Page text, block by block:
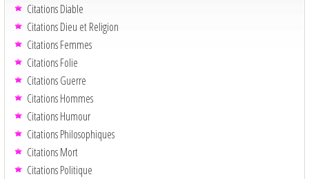
Citations Diable
Citations Dieu et Religion
Citations Femmes
Citations Folie
Citations Guerre
Citations Hommes
Citations Humour
Citations Philosophiques
Citations Mort
Citations Politique